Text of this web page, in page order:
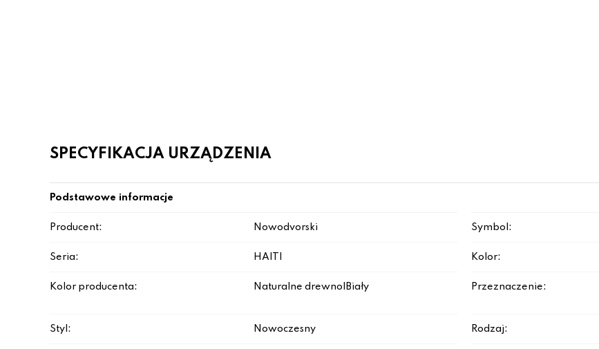
SPECYFIKACJA URZĄDZENIA
Podstawowe informacje
Producent: Nowodvorski Symbol:
Seria: HAITI Kolor:
Kolor producenta: Naturalne drewno|Biały Przeznaczenie:
Styl: Nowoczesny Rodzaj: